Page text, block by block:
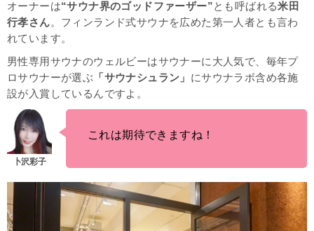
オーナーは“サウナ界のゴッドファーザー”とも呼ばれる米田
行孝さん。フィンランド式サウナを広めた第一人者とも言わ
れています。
男性専用サウナのウェルビーはサウナーに大人気で、毎年プ
ロサウナーが選ぶ 「サウナシュラン」 にサウナラボ含め各施
設が入賞しているんですよ。
これは期待できますね！